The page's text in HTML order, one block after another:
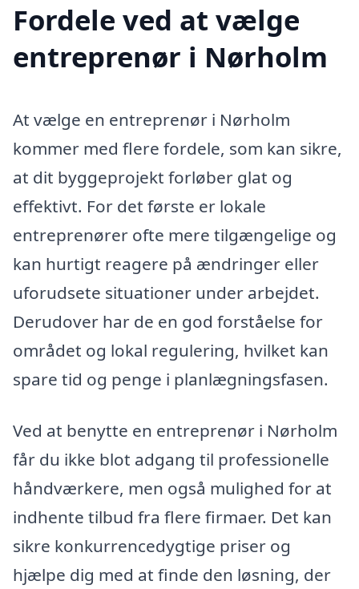
Fordele ved at vælge
entreprenør i Nørholm
At vælge en entreprenør i Nørholm
kommer med flere fordele, som kan sikre,
at dit byggeprojekt forløber glat og
effektivt. For det første er lokale
entreprenører ofte mere tilgængelige og
kan hurtigt reagere på ændringer eller
uforudsete situationer under arbejdet.
Derudover har de en god forståelse for
området og lokal regulering, hvilket kan
spare tid og penge i planlægningsfasen.
Ved at benytte en entreprenør i Nørholm
får du ikke blot adgang til professionelle
håndværkere, men også mulighed for at
indhente tilbud fra flere firmaer. Det kan
sikre konkurrencedygtige priser og
hjælpe dig med at finde den løsning, der